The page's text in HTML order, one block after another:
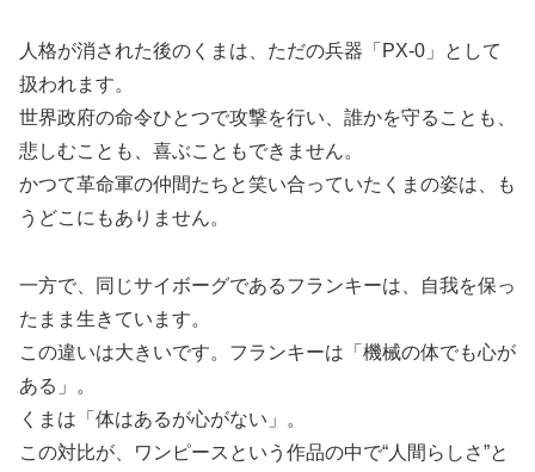
人格が消された後のくまは、ただの兵器「PX-0」として
扱われます。
世界政府の命令ひとつで攻撃を行い、誰かを守ることも、
悲しむことも、喜ぶこともできません。
かつて革命軍の仲間たちと笑い合っていたくまの姿は、も
うどこにもありません。
一方で、同じサイボーグであるフランキーは、自我を保っ
たまま生きています。
この違いは大きいです。フランキーは「機械の体でも心が
ある」。
くまは「体はあるが心がない」。
この対比が、ワンピースという作品の中で“人間らしさ”と